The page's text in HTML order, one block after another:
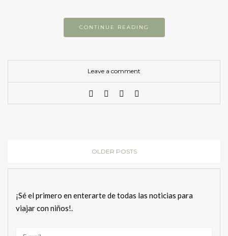
CONTINUE READING
Leave a comment
OLDER POSTS
¡Sé el primero en enterarte de todas las noticias para
viajar con niños!.